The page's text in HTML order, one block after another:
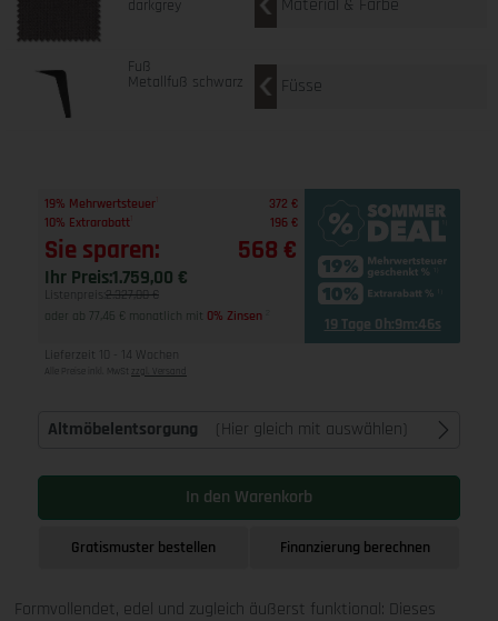
darkgrey Material & Farbe
Fuß
Metallfuß schwarz Füsse
19% Mehrwertsteuer
372 €
10% Extrarabatt
196 €
Sie sparen: 568 €
Ihr Preis:1.759,00 €
Listenpreis: 2.327,00 €
oder ab 77,46 € monatlich mit 0% Zinsen 19 Tage 0h:9m:45s
Lieferzeit 10 - 14 Wochen
Alle Preise inkl. MwSt zzgl. Versand
Altmöbelentsorgung (Hier gleich mit auswählen)
In den Warenkorb
Gratismuster bestellen Finanzierung berechnen
Formvollendet, edel und zugleich äußerst funktional: Dieses